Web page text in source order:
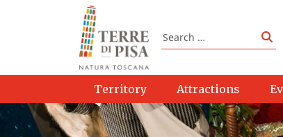
Search
Territory Attractions